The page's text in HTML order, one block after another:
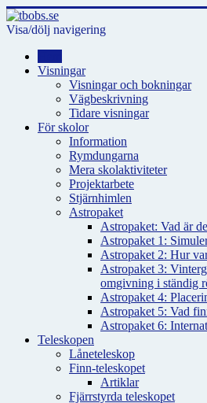
Visa/dölj navigering
Visningar
Visningar och bokningar
Vägbeskrivning
Tidare visningar
För skolor
Information
Rymdungarna
Mera skolaktiviteter
Projektarbete
Stjärnhimlen
Astropaket
Astropaket: Vad är
Astropaket 1:
Astropaket 2: Hur
Astropaket 3:
omgivning i ständig
Astropaket 4:
Astropaket 5: Vad
Astropaket 6:
Teleskopen
Låneteleskop
Finn-teleskopet
Artiklar
Fjärrstyrda teleskopet